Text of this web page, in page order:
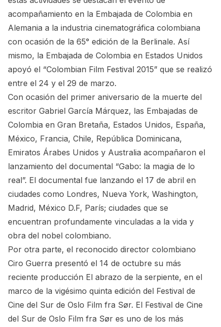
acompañamiento en la Embajada de Colombia en
Alemania a la industria cinematográfica colombiana
con ocasión de la 65° edición de la Berlinale. Así
mismo, la Embajada de Colombia en Estados Unidos
apoyó el “Colombian Film Festival 2015” que se realizó
entre el 24 y el 29 de marzo.
Con ocasión del primer aniversario de la muerte del
escritor Gabriel García Márquez, las Embajadas de
Colombia en Gran Bretaña, Estados Unidos, España,
México, Francia, Chile, República Dominicana,
Emiratos Árabes Unidos y Australia acompañaron el
lanzamiento del documental “Gabo: la magia de lo
real”. El documental fue lanzando el 17 de abril en
ciudades como Londres, Nueva York, Washington,
Madrid, México D.F, París; ciudades que se
encuentran profundamente vinculadas a la vida y
obra del nobel colombiano.
Por otra parte, el reconocido director colombiano
Ciro Guerra presentó el 14 de octubre su más
reciente producción El abrazo de la serpiente, en el
marco de la vigésimo quinta edición del Festival de
Cine del Sur de Oslo Film fra Sør. El Festival de Cine
del Sur de Oslo Film fra Sør es uno de los más